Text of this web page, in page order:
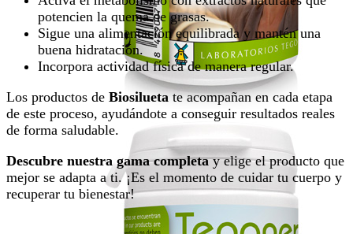
potencien la quema de grasas.
Sigue una alimentación equilibrada y mantén una
buena hidratación.
Incorpora actividad física de manera regular.
Los productos de Biosiluetate acompañan en cada etapa
de este proceso, ayudándote a conseguir resultados reales
de forma saludable.
Descubre nuestra gama completay elige el producto que
mejor se adapta a ti. ¡Es el momento de cuidar tu cuerpo y
recuperar tu bienestar!